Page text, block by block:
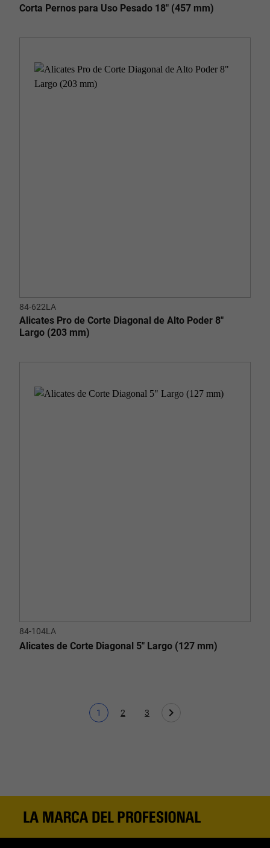
Corta Pernos para Uso Pesado 18" (457 mm)
84-622LA
Alicates Pro de Corte Diagonal de Alto Poder 8"
Largo (203 mm)
84-104LA
Alicates de Corte Diagonal 5" Largo (127 mm)
Página actual
1
Page
2
Page
3